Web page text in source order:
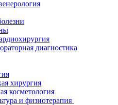
диагностика
хирургия
косметология
и физиотерапия